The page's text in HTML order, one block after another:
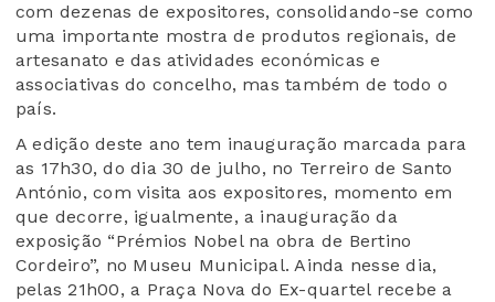
com dezenas de expositores, consolidando-se como
uma importante mostra de produtos regionais, de
artesanato e das atividades económicas e
associativas do concelho, mas também de todo o
país.
A edição deste ano tem inauguração marcada para
as 17h30, do dia 30 de julho, no Terreiro de Santo
António, com visita aos expositores, momento em
que decorre, igualmente, a inauguração da
exposição “Prémios Nobel na obra de Bertino
Cordeiro”, no Museu Municipal. Ainda nesse dia,
pelas 21h00, a Praça Nova do Ex-quartel recebe a